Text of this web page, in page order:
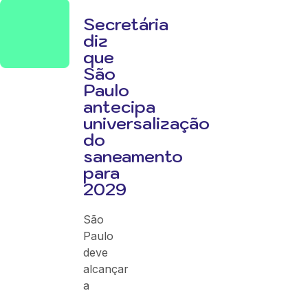
Secretária
diz
que
São
Paulo
antecipa
universalização
do
saneamento
para
2029
São
Paulo
deve
alcançar
a